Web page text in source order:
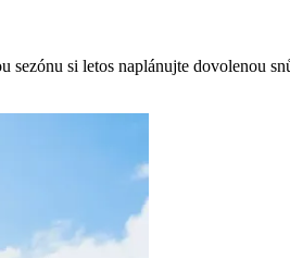
si letos naplánujte dovolenou